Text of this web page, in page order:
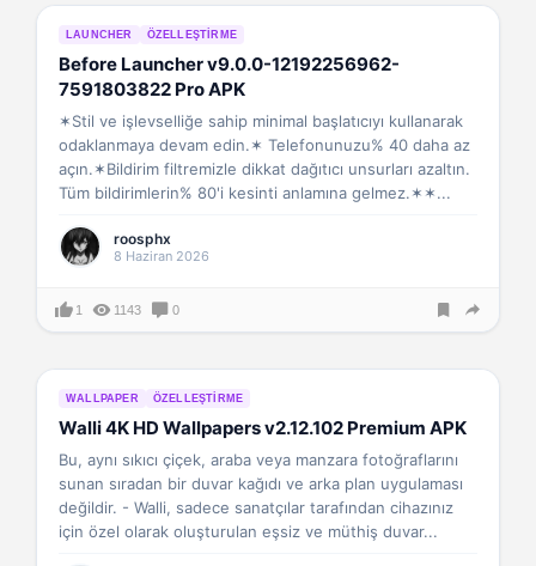
LAUNCHER ÖZELLEŞTIRME
Before Launcher v9.0.0-12192256962-
7591803822 Pro APK
✶Stil ve işlevselliğe sahip minimal başlatıcıyı kullanarak
odaklanmaya devam edin.✶ Telefonunuzu% 40 daha az
açın.✶Bildirim filtremizle dikkat dağıtıcı unsurları azaltın.
Tüm bildirimlerin% 80'i kesinti anlamına gelmez.✶✶...
roosphx
8 Haziran 2026
1 1143 0
WALLPAPER ÖZELLEŞTIRME
Walli 4K HD Wallpapers v2.12.102 Premium APK
Bu, aynı sıkıcı çiçek, araba veya manzara fotoğraflarını
sunan sıradan bir duvar kağıdı ve arka plan uygulaması
değildir. - Walli, sadece sanatçılar tarafından cihazınız
için özel olarak oluşturulan eşsiz ve müthiş duvar...